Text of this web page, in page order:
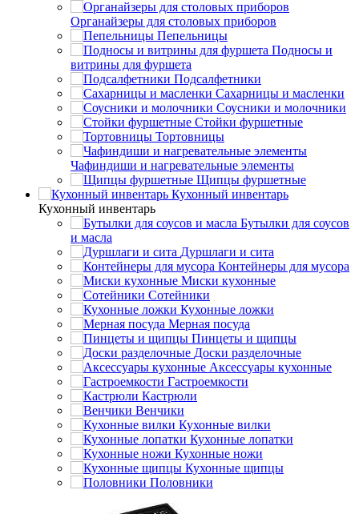
Органайзеры для столовых приборов
Пепельницы
Подносы и
витрины для фуршета
Подсалфетники
Сахарницы и масленки
Соусники и молочники
Стойки фуршетные
Тортовницы
Чафиндиши и нагревательные элементы
Щипцы фуршетные
Кухонный инвентарь
Кухонный инвентарь
Бутылки для соусов
и масла
Дуршлаги и сита
Контейнеры для мусора
Миски кухонные
Сотейники
Кухонные ложки
Мерная посуда
Пинцеты и щипцы
Доски разделочные
Аксессуары кухонные
Гастроемкости
Кастрюли
Венчики
Кухонные вилки
Кухонные лопатки
Кухонные ножи
Кухонные щипцы
Половники